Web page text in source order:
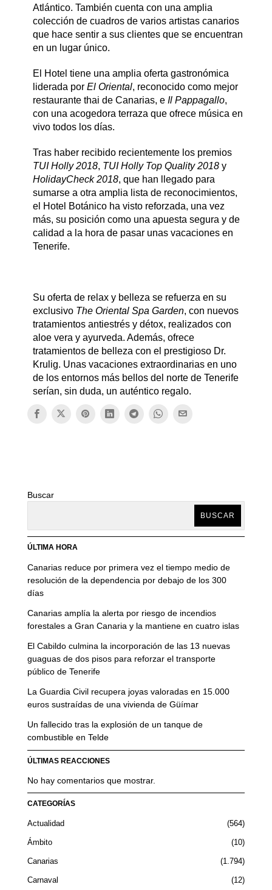
Atlántico. También cuenta con una amplia
colección de cuadros de varios artistas canarios
que hace sentir a sus clientes que se encuentran
en un lugar único.
El Hotel tiene una amplia oferta gastronómica
liderada porEl Oriental, reconocido como mejor
restaurante thai de Canarias, eIl Pappagallo,
con una acogedora terraza que ofrece música en
vivo todos los días.
Tras haber recibido recientemente los premios
TUI Holly 2018, TUI Holly Top Quality 2018 y
HolidayCheck 2018, que han llegado para
sumarse a otra amplia lista de reconocimientos,
el Hotel Botánico ha visto reforzada, una vez
más, su posición como una apuesta segura y de
calidad a la hora de pasar unas vacaciones en
Tenerife.
Su oferta de relax y belleza se refuerza en su
exclusivo The Oriental Spa Garden, con nuevos
tratamientos antiestrés y détox, realizados con
aloe vera y ayurveda. Además, ofrece
tratamientos de belleza con el prestigioso Dr.
Krulig. Unas vacaciones extraordinarias en uno
de los entornos más bellos del norte de Tenerife
serían, sin duda, un auténtico regalo.
Buscar
BUSCAR
ÚLTIMA HORA
Canarias reduce por primera vez el tiempo medio de
resolución de la dependencia por debajo de los 300
días
Canarias amplía la alerta por riesgo de incendios
forestales a Gran Canaria y la mantiene en cuatro islas
El Cabildo culmina la incorporación de las 13 nuevas
guaguas de dos pisos para reforzar el transporte
público de Tenerife
La Guardia Civil recupera joyas valoradas en 15.000
euros sustraídas de una vivienda de Güímar
Un fallecido tras la explosión de un tanque de
combustible en Telde
ÚLTIMAS REACCIONES
No hay comentarios que mostrar.
CATEGORÍAS
Actualidad 564
Ámbito 10
Canarias 1.794
Carnaval 12